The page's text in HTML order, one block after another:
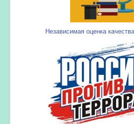
Независимая оценка